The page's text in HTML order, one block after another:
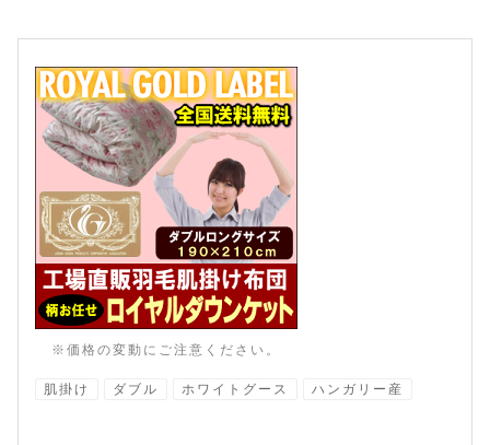
※価格の変動にご注意ください。
肌掛け ダブル ホワイトグース ハンガリー産